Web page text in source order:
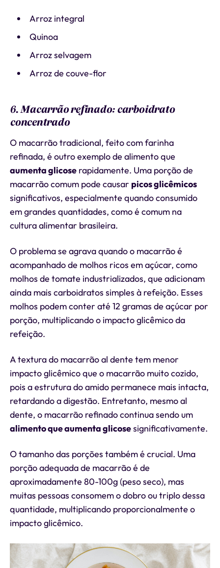
Arroz integral
Quinoa
Arroz selvagem
Arroz de couve-flor
6. Macarrão refinado: carboidrato
concentrado
O macarrão tradicional, feito com farinha
refinada, é outro exemplo de alimento que
aumenta glicose rapidamente. Uma porção de
macarrão comum pode causar picos glicêmicos
significativos, especialmente quando consumido
em grandes quantidades, como é comum na
cultura alimentar brasileira.
O problema se agrava quando o macarrão é
acompanhado de molhos ricos em açúcar, como
molhos de tomate industrializados, que adicionam
ainda mais carboidratos simples à refeição. Esses
molhos podem conter até 12 gramas de açúcar por
porção, multiplicando o impacto glicêmico da
refeição.
A textura do macarrão al dente tem menor
impacto glicêmico que o macarrão muito cozido,
pois a estrutura do amido permanece mais intacta,
retardando a digestão. Entretanto, mesmo al
dente, o macarrão refinado continua sendo um
alimento que aumenta glicosesignificativamente.
O tamanho das porções também é crucial. Uma
porção adequada de macarrão é de
aproximadamente 80-100g (peso seco), mas
muitas pessoas consomem o dobro ou triplo dessa
quantidade, multiplicando proporcionalmente o
impacto glicêmico.